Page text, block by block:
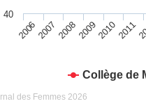
Collège de
200620072008200920102011
40
des Femmes 2026